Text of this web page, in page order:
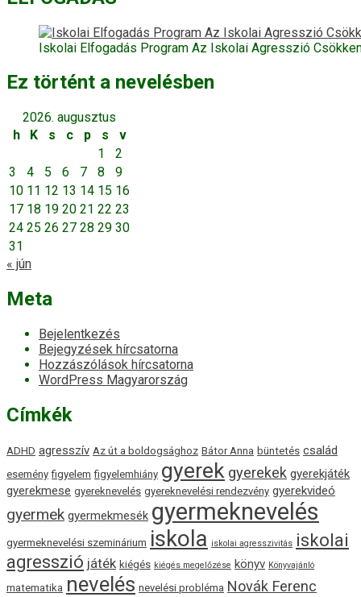
Iskolai Elfogadás Program Az Iskolai Agresszió
Ez történt a nevelésben
2026. augusztus
h
K s c p s
v
1
2
3
4 5 6 7 8
9
10 11 12 13 14 15 16
17 18 19 20 21 22 23
24 25 26 27 28 29 30
31
« jún
Meta
Bejelentkezés
Bejegyzések hírcsatorna
Hozzászólások hírcsatorna
WordPress Magyarország
Címkék
ADHD agresszív Az út a boldogsághoz Bátor Anna büntetés család
esemény figyelem figyelemhiány gyerek gyerekek gyerekjáték
gyerekmese gyereknevelés gyereknevelési rendezvény gyerekvideó
gyermek gyermekmesék gyermeknevelés
gyermeknevelési szeminárium iskola iskolai agresszivitás iskolai
agresszió játék kiégés kiégés megelőzése könyv Könyvajánló
matematika nevelés nevelési probléma Novák Ferenc